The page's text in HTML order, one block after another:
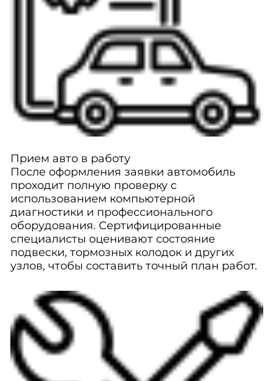
Прием авто в работу
После оформления заявки автомобиль
проходит полную проверку с
использованием компьютерной
диагностики и профессионального
оборудования. Сертифицированные
специалисты оценивают состояние
подвески, тормозных колодок и других
узлов, чтобы составить точный план работ.